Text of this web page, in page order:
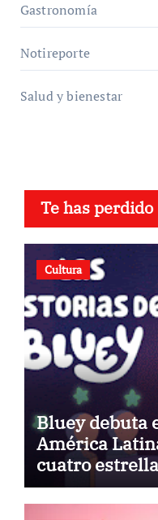
Gastronomía
Notireporte
Salud y bienestar
Te has perdido
Cultura
Bluey debuta
América
cuatro